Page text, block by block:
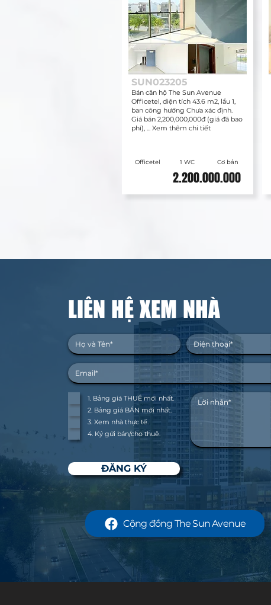
Bán căn hộ The Sun Avenue
Officetel, diện tích 43.6 m2, lầu 1,
ban công hướng Chưa xác định.
Giá bán 2,200,000,000đ (giá đã bao
phí), ... Xem thêm chi tiết
SUN023205
Officetel 1 WC Cơ bản
2.200.000.000
LIÊN HỆ XEM NHÀ
1. Bảng giá THUÊ mới nhất.
2. Bảng giá BÁN mới nhất.
3. Xem nhà thực tế.
4. Ký gửi bán/cho thuê.
ĐĂNG KÝ
Cộng đồng The Sun Avenue